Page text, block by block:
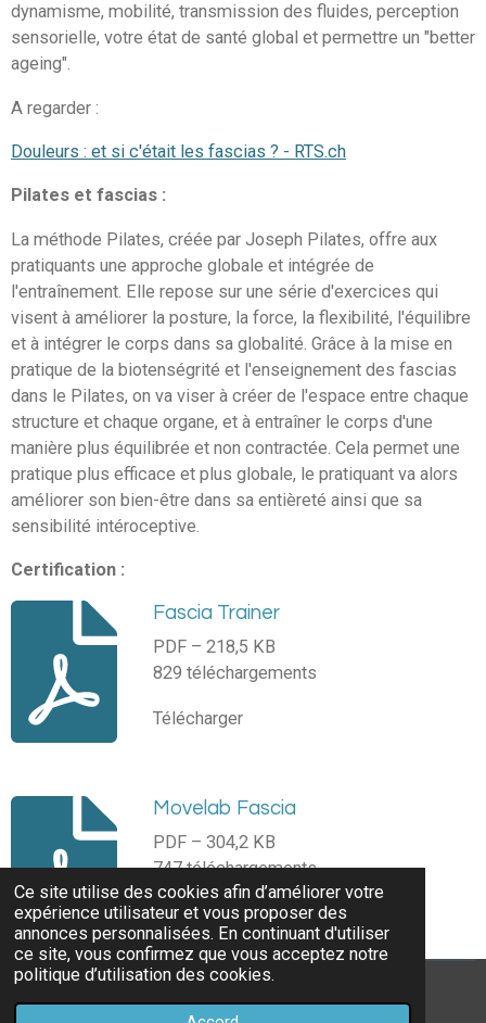
Ce site utilise des cookies afin d’améliorer votre
expérience utilisateur et vous proposer des
annonces personnalisées. En continuant d'utiliser
ce site, vous confirmez que vous acceptez notre
politique d’utilisation des cookies.
dynamisme, mobilité, transmission des fluides, perception
sensorielle, votre état de santé global et permettre un "better
ageing".
A regarder :
Douleurs : et si c'était les fascias ? - RTS.ch
Pilates et fascias :
La méthode Pilates, créée par Joseph Pilates, offre aux
pratiquants une approche globale et intégrée de
l'entraînement. Elle repose sur une série d'exercices qui
visent à améliorer la posture, la force, la flexibilité, l'équilibre
et à intégrer le corps dans sa globalité. Grâce à la mise en
pratique de la biotenségrité et l'enseignement des fascias
dans le Pilates, on va viser à créer de l'espace entre chaque
structure et chaque organe, et à entraîner le corps d'une
manière plus équilibrée et non contractée. Cela permet une
pratique plus efficace et plus globale, le pratiquant va alors
améliorer son bien-être dans sa entièreté ainsi que sa
sensibilité intéroceptive.
Certification :
Fascia Trainer
PDF – 218,5 KB
829 téléchargements
Télécharger
Movelab Fascia
PDF – 304,2 KB
747 téléchargements
Télécharger